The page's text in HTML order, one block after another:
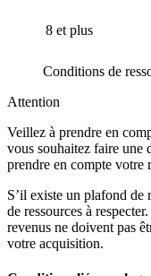
8 et plus
Conditions de
Attention
Veillez à prendre en
vous souhaitez faire une
prendre en compte votre
S’il existe un plafond de
de ressources à
revenus ne doivent pas
votre acquisition.